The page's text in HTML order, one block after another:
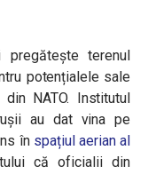
pregătește terenul
potențialele sale
NATO. Institutul
au dat vina pe
în spațiul aerian al
că oficialii din